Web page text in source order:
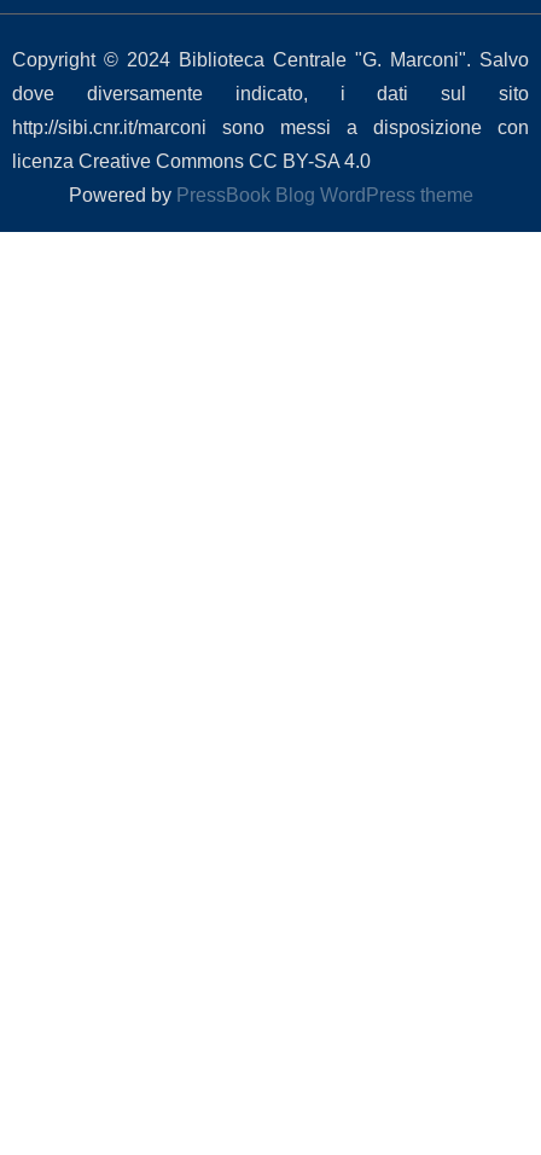
Copyright © 2024 Biblioteca Centrale "G. Marconi". Salvo
dove diversamente indicato, i dati sul sito
http://sibi.cnr.it/marconi sono messi a disposizione con
licenza Creative Commons CC BY-SA 4.0
Powered by PressBook Blog WordPress theme